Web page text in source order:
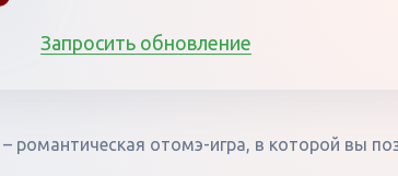
Запросить обновление
романтическая отомэ-игра, в которой вы